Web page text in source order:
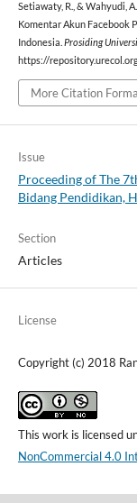
Setiawaty, R., & Wahyudi,
Komentar Akun Facebook
Indonesia.Prosiding
https://
More Citation
Issue
Proceeding of The
Bidang Pendidikan,
Section
Articles
License
Copyright (c) 2018
This work is licensed
NonCommercial 4.0